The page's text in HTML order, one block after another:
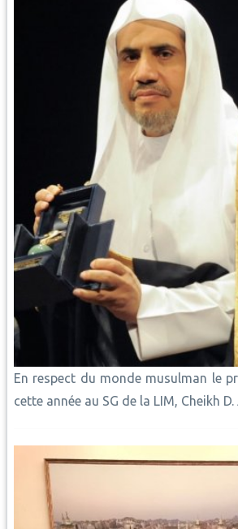
En respect du monde musulman le
cette année au SG de la LIM, Cheikh